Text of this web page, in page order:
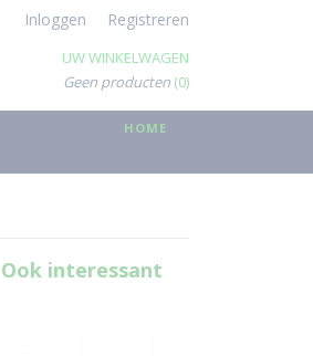
Inloggen Registreren
UW WINKELWAGEN
Geen producten (0)
HOME
Ook interessant